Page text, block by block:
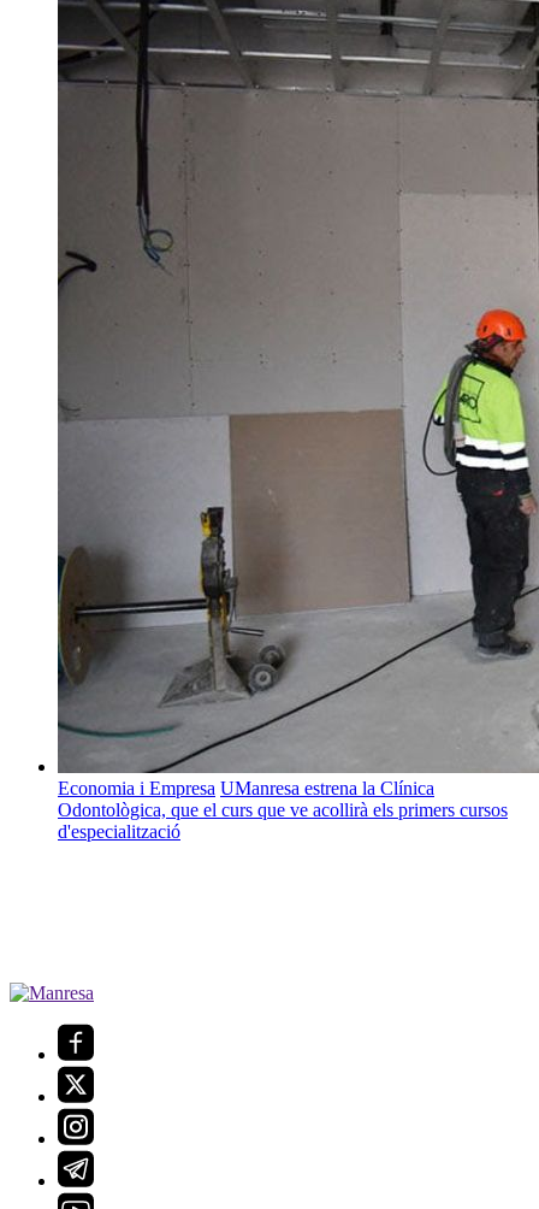
Economia i Empresa UManresa estrena la Clínica
Odontològica, que el curs que ve acollirà els primers cursos
d'especialització